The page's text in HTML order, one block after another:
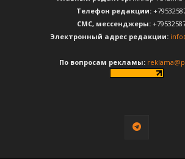
Телефон редакции:
CМС, мессенджеры:
Электронный адрес редакции:
По вопросам рекламы: